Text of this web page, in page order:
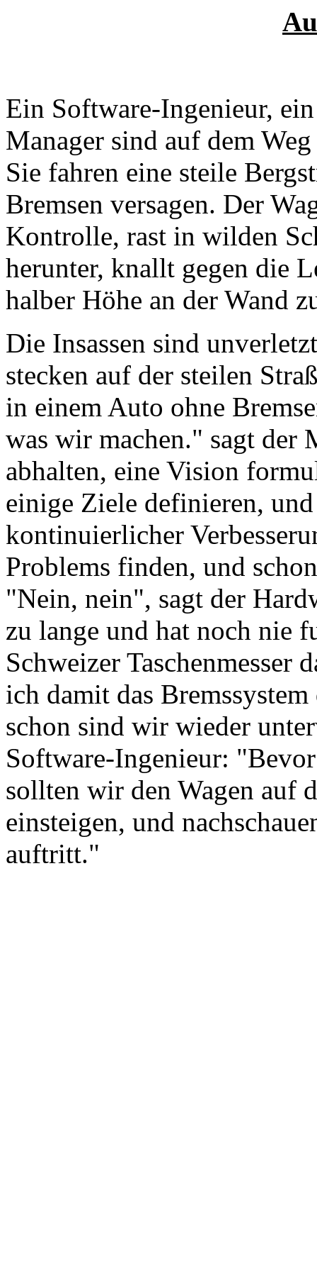
Ein Software-Ingenieur,
Manager sind auf dem
Sie fahren eine steile
Bremsen versagen. Der
Kontrolle, rast in wilden
herunter, knallt gegen die
halber Höhe an der Wand
Die Insassen sind
stecken auf der steilen
in einem Auto ohne
was wir machen." sagt der
abhalten, eine Vision
einige Ziele definieren,
kontinuierlicher
Problems finden, und
"Nein, nein", sagt der
zu lange und hat noch nie
Schweizer
ich damit das
schon sind wir wieder
Software-Ingenieur:
sollten wir den Wagen auf
einsteigen, und
auftritt."